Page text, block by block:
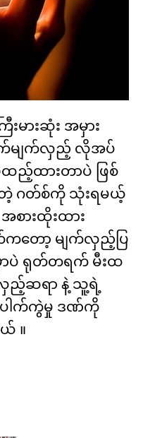
းမားဆုံး အမှား
က်မျက်လှည့် လိုအပ်
ည့်ထားတာပဲ ဖြစ်
ဂတ်စ်ကို သုံးရမယ့်
ားထိုးထား
တော့ မျက်လှည့်ပြ
ာပဲ ရုတ်တရက် မီးထ
လှည့်ဆရာ နဲ့ သူ့ရဲ့
ါက်ကွဲမှု ဒဏ်ကို
။